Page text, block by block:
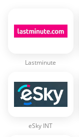
Lastminute
eSky INT